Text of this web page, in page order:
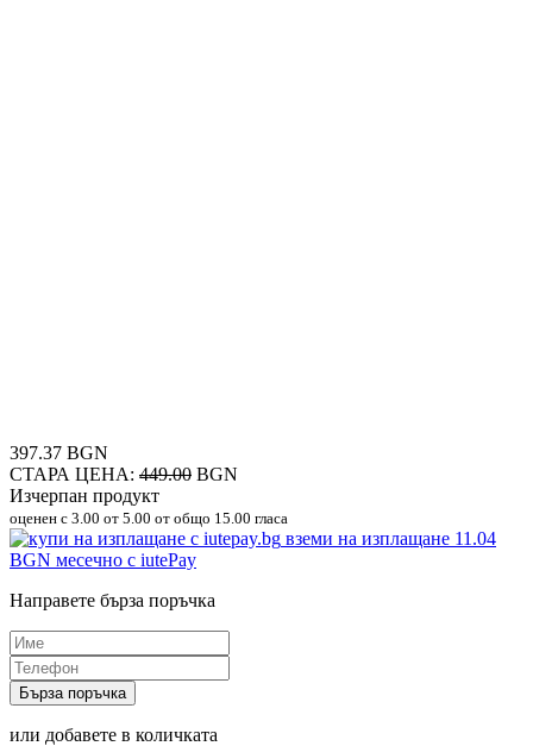
397.37 BGN
СТАРА ЦЕНА: 449.00 BGN
Изчерпан продукт
оценен с 3.00 от 5.00 от общо 15.00 гласа
вземи на изплащане 11.04
BGN месечно с iutePay
Направете бърза поръчка
Бърза поръчка
или добавете в количката